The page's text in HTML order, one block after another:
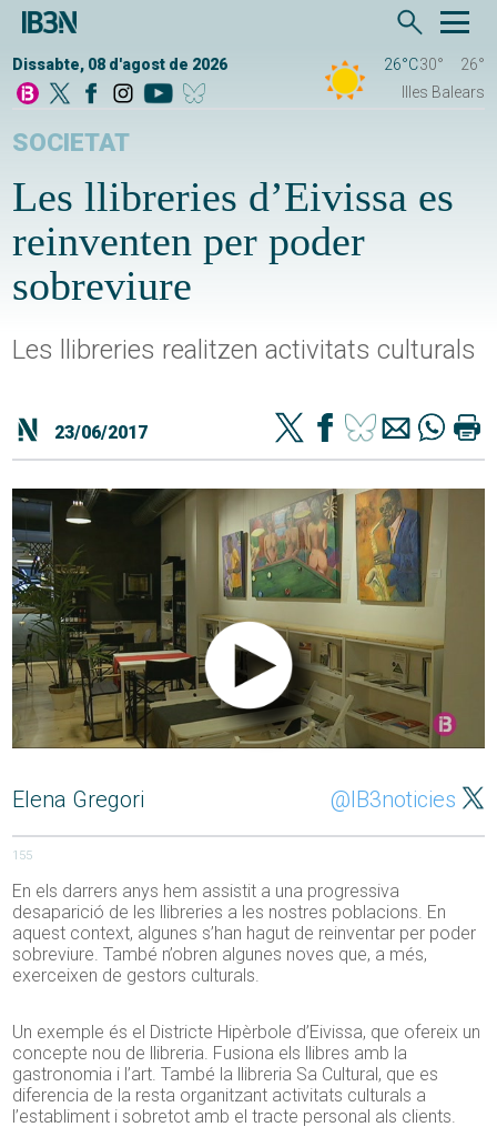
Dissabte, 08 d'agost de 2026 26°C30°
26°
Illes Balears
SOCIETAT
Les llibreries d’Eivissa es
reinventen per poder
sobreviure
Les llibreries realitzen activitats culturals
23/06/2017
Elena Gregori @IB3noticies
155
En els darrers anys hem assistit a una progressiva
desaparició de les llibreries a les nostres poblacions. En
aquest context, algunes s’han hagut de reinventar per poder
sobreviure. També n’obren algunes noves que, a més,
exerceixen de gestors culturals.
Un exemple és el Districte Hipèrbole d’Eivissa, que ofereix un
concepte nou de llibreria. Fusiona els llibres amb la
gastronomia i l’art. També la llibreria Sa Cultural, que es
diferencia de la resta organitzant activitats culturals a
l’establiment i sobretot amb el tracte personal als clients.